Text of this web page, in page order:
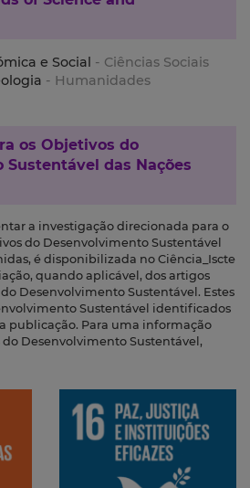
e Social - Ciências Sociais
- Humanidades
os Objetivos do
Sustentável das Nações
a investigação direcionada para o
do Desenvolvimento Sustentável
é disponibilizada no Ciência_Iscte
quando aplicável, dos artigos
Desenvolvimento Sustentável. Estes
Sustentável identificados
publicação. Para uma informação
Desenvolvimento Sustentável,